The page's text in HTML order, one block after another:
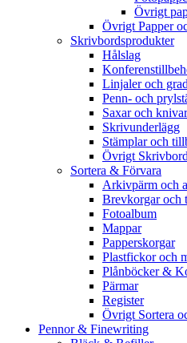
Övrigt
Övrigt Papper
Skrivbordsprodukter
Hålslag
Linjaler och
Penn- och
Saxar och knivar
Skrivunderlägg
Stämplar och
Övrigt
Sortera & Förvara
Arkivpärm och
Brevkorgar och
Fotoalbum
Mappar
Papperskorgar
Plastfickor och
Plånböcker &
Pärmar
Register
Övrigt Sortera
Pennor & Finewriting